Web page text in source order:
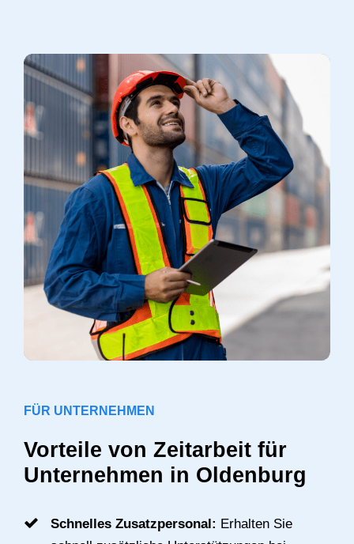
FÜR UNTERNEHMEN
Vorteile von Zeitarbeit für
Unternehmen in Oldenburg
Schnelles Zusatzpersonal: Erhalten Sie